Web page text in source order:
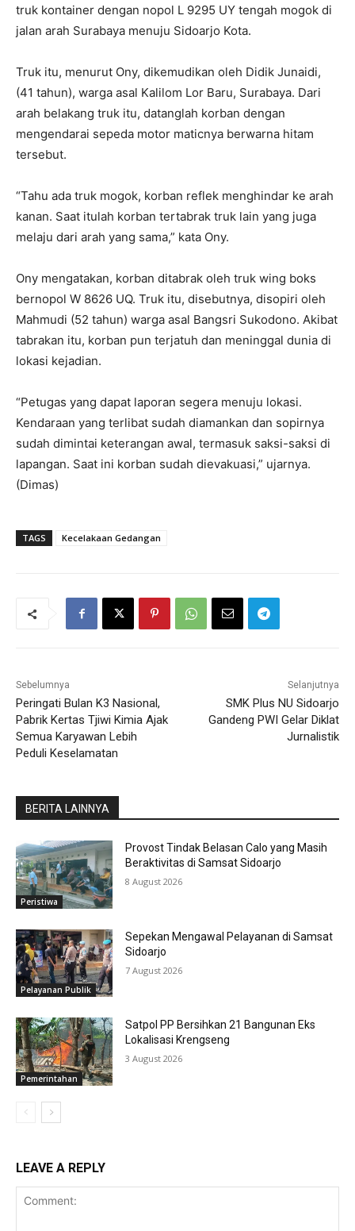
truk kontainer dengan nopol L 9295 UY tengah mogok di
jalan arah Surabaya menuju Sidoarjo Kota.
Truk itu, menurut Ony, dikemudikan oleh Didik Junaidi,
(41 tahun), warga asal Kalilom Lor Baru, Surabaya. Dari
arah belakang truk itu, datanglah korban dengan
mengendarai sepeda motor maticnya berwarna hitam
tersebut.
“Tahu ada truk mogok, korban reflek menghindar ke arah
kanan. Saat itulah korban tertabrak truk lain yang juga
melaju dari arah yang sama,” kata Ony.
Ony mengatakan, korban ditabrak oleh truk wing boks
bernopol W 8626 UQ. Truk itu, disebutnya, disopiri oleh
Mahmudi (52 tahun) warga asal Bangsri Sukodono. Akibat
tabrakan itu, korban pun terjatuh dan meninggal dunia di
lokasi kejadian.
“Petugas yang dapat laporan segera menuju lokasi.
Kendaraan yang terlibat sudah diamankan dan sopirnya
sudah dimintai keterangan awal, termasuk saksi-saksi di
lapangan. Saat ini korban sudah dievakuasi,” ujarnya.
(Dimas)
TAGS Kecelakaan Gedangan
Sebelumnya
Peringati Bulan K3 Nasional,
Pabrik Kertas Tjiwi Kimia Ajak
Semua Karyawan Lebih
Peduli Keselamatan
Selanjutnya
SMK Plus NU Sidoarjo
Gandeng PWI Gelar Diklat
Jurnalistik
BERITA LAINNYA
Peristiwa
Provost Tindak Belasan Calo yang Masih
Beraktivitas di Samsat Sidoarjo
8 August 2026
Pelayanan Publik
Sepekan Mengawal Pelayanan di Samsat
Sidoarjo
7 August 2026
Pemerintahan
Satpol PP Bersihkan 21 Bangunan Eks
Lokalisasi Krengseng
3 August 2026
LEAVE A REPLY